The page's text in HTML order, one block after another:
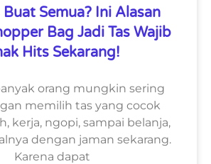
Buat Semua? Ini Alasan
Bag Jadi Tas Wajib
Hits Sekarang!
orang mungkin sering
memilih tas yang cocok
kerja, ngopi, sampai belanja,
dengan jaman sekarang.
Karena dapat